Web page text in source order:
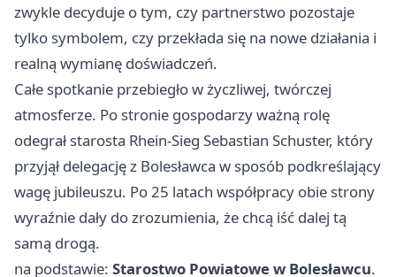
zwykle decyduje o tym, czy partnerstwo pozostaje
tylko symbolem, czy przekłada się na nowe działania i
realną wymianę doświadczeń.
Całe spotkanie przebiegło w życzliwej, twórczej
atmosferze. Po stronie gospodarzy ważną rolę
odegrał starosta Rhein-Sieg Sebastian Schuster, który
przyjął delegację z Bolesławca w sposób podkreślający
wagę jubileuszu. Po 25 latach współpracy obie strony
wyraźnie dały do zrozumienia, że chcą iść dalej tą
samą drogą.
na podstawie: Starostwo Powiatowe w Bolesławcu.